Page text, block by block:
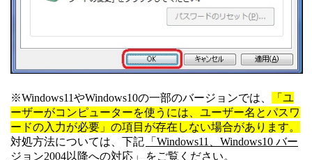
※Windows11やWindows10の一部のバージョンでは、
「ユ
ーザーがコンピューターを使うには、ユーザー名とパスワ
ードの入力が必要」の項目が存在しない場合があります。
対処方法については、下記
「Windows11、Windows10 バー
ジョン2004以降への対応」
をご覧ください。